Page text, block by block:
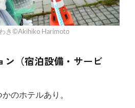
き©Akihiko Harimoto
ン（宿泊設備・サービ
のホテルあり。